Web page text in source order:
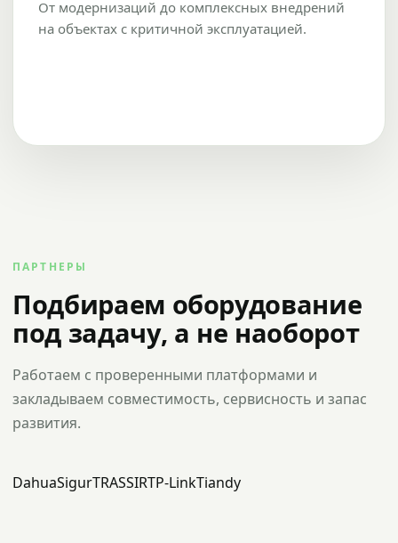
От модернизаций до комплексных внедрений
на объектах с критичной эксплуатацией.
ПАРТНЕРЫ
Подбираем оборудование
под задачу, а не наоборот
Работаем с проверенными платформами и
закладываем совместимость, сервисность и запас
развития.
DahuaSigurTRASSIRTP-LinkTiandy